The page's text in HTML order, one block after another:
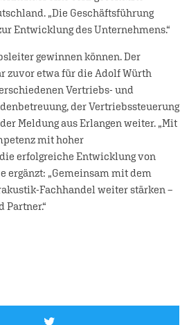
„Die Geschäftsführung
Entwicklung des Unternehmens.“
gewinnen können. Der
zuvor etwa für die Adolf Würth
Vertriebs- und
der Vertriebssteuerung
Meldung aus Erlangen weiter. „Mit
mit hoher
erfolgreiche Entwicklung von
ergänzt: „Gemeinsam mit dem
Fachhandel weiter stärken –
Partner.“